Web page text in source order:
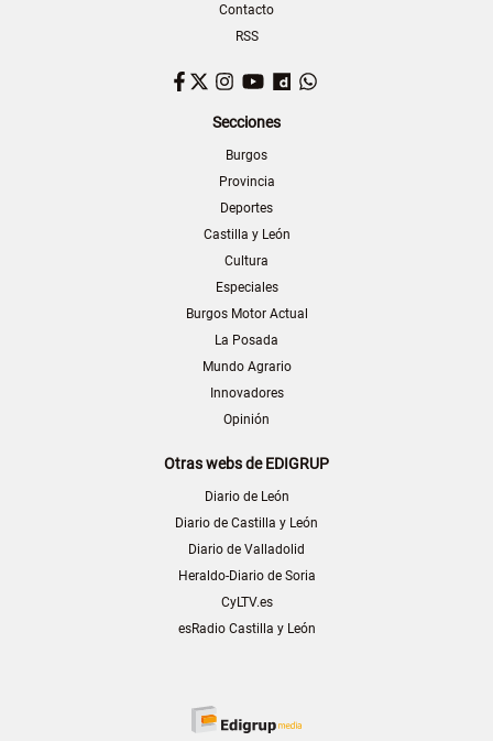
Contacto
RSS
Facebook
TwitterInstagram
YouTubeDailymotion
Secciones
Burgos
Provincia
Deportes
Castilla y León
Cultura
Especiales
Burgos Motor Actual
La Posada
Mundo Agrario
Innovadores
Opinión
Otras webs de EDIGRUP
Diario de León
Diario de Castilla y León
Diario de Valladolid
Heraldo-Diario de Soria
CyLTV.es
esRadio Castilla y León